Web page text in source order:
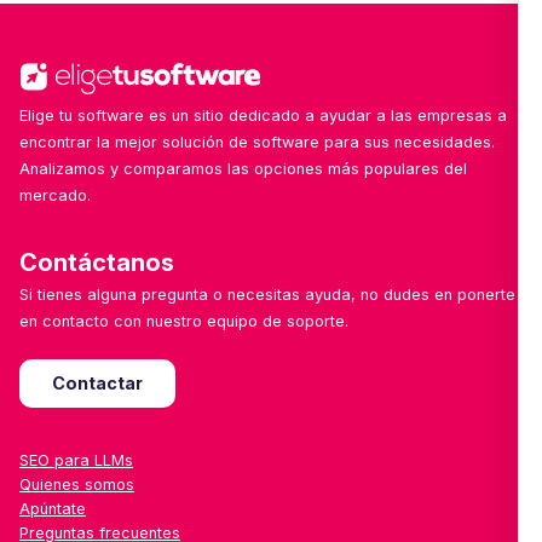
Elige tu software es un sitio dedicado a ayudar a las empresas a
encontrar la mejor solución de software para sus necesidades.
Analizamos y comparamos las opciones más populares del
mercado.
Contáctanos
Si tienes alguna pregunta o necesitas ayuda, no dudes en ponerte
en contacto con nuestro equipo de soporte.
Contactar
SEO para LLMs
Quienes somos
Apúntate
Preguntas frecuentes